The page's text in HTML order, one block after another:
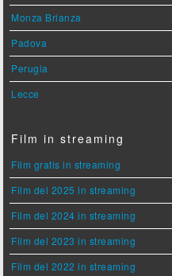
Monza Brianza
Padova
Perugia
Lecce
Film in streaming
Film gratis in streaming
Film del 2025 in streaming
Film del 2024 in streaming
Film del 2023 in streaming
Film del 2022 in streaming